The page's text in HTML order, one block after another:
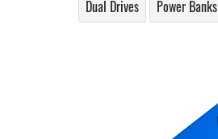
Dual Drives Power Banks